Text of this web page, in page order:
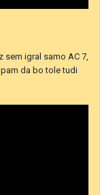
igral samo AC 7,
da bo tole tudi